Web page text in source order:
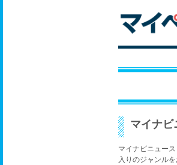
マイナ
マイナビニュー
入りのジャンル